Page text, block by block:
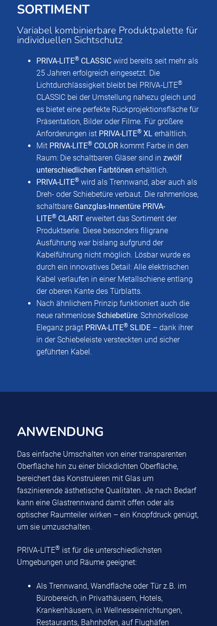
SORTIMENT
Variabel kombinierbare Produktpalette für
individuellen Sichtschutz
PRIVA-LITE® CLASSIC wird bereits seit mehr als
25 Jahren erfolgreich eingesetzt. Die
Lichtdurchlässigkeit bleibt bei PRIVA-LITE®
CLASSIC bei der Umstellung nahezu gleich und
es bietet eine perfekte Rückprojektionsfläche für
Präsentation, Bilder oder Filme. Für größere
Anforderungen ist PRIVA-LITE® XL erhältlich.
Mit PRIVA-LITE® COLOR kommt Farbe in den
Raum: Die schaltbaren Gläser sind in zwölf
unterschiedlichen Farbtönen erhältlich.
PRIVA-LITE® wird als Trennwand, aber auch als
Dreh- oder Schiebetüre verbaut. Die rahmenlose,
schaltbare Ganzglas-Innentüre PRIVA-
LITE® CLARIT erweitert das Sortiment der
Produktserie. Diese besonders filigrane
Ausführung war bislang aufgrund der
Kabelführung nicht möglich. Lösbar wurde es
durch ein innovatives Detail: Alle elektrischen
Kabel verlaufen in einer Metallschiene entlang
der oberen Kante des Türblatts.
Nach ähnlichem Prinzip funktioniert auch die
neue rahmenlose Schiebetüre: Schnörkellose
Eleganz prägt PRIVA-LITE® SLIDE – dank ihrer
in der Schiebeleiste versteckten und sicher
geführten Kabel.
ANWENDUNG
Das einfache Umschalten von einer transparenten
Oberfläche hin zu einer blickdichten Oberfläche,
bereichert das Konstruieren mit Glas um
faszinierende ästhetische Qualitäten. Je nach Bedarf
kann eine Glastrennwand damit offen oder als
optischer Raumteiler wirken – ein Knopfdruck genügt,
um sie umzuschalten.
PRIVA-LITE® ist für die unterschiedlichsten
Umgebungen und Räume geeignet:
Als Trennwand, Wandfläche oder Tür z.B. im
Bürobereich, in Privathäusern, Hotels,
Krankenhäusern, in Wellnesseinrichtungen,
Restaurants, Bahnhöfen, auf Flughäfen